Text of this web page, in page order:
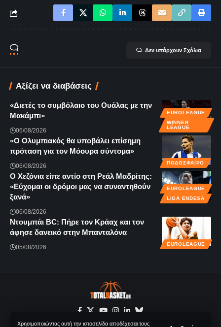
Χρησιμοποιώντας αυτή την ιστοσελίδα αποδέχεσαι τους
Δεν υπάρχουν Σχόλια
Αξίζει να διαβάσεις
EUROLEAGUE
WINNER
LEAGUE
«Διετές το συμβόλαιο του Ουάλας με την
Μακάμπι»
06/08/2026
ΠΟΔΟΣΦΑΙΡΟ
«Ο Ολυμπιακός θα υποβάλει επίσημη
πρόταση για τον Μόουρα σύντομα»
06/08/2026
EUROLEAGUE
LIGA ENDESA
Ο Χεζόνια είπε αντίο στη Ρεάλ Μαδρίτης:
«Εύχομαι οι δρόμοι μας να συναντηθούν
ξανά»
06/08/2026
EUROLEAGUE
Ντουμπάι BC: Πήρε τον Κράαχ και τον
άφησε δανεικό στην Μπανταλόνα
05/08/2026